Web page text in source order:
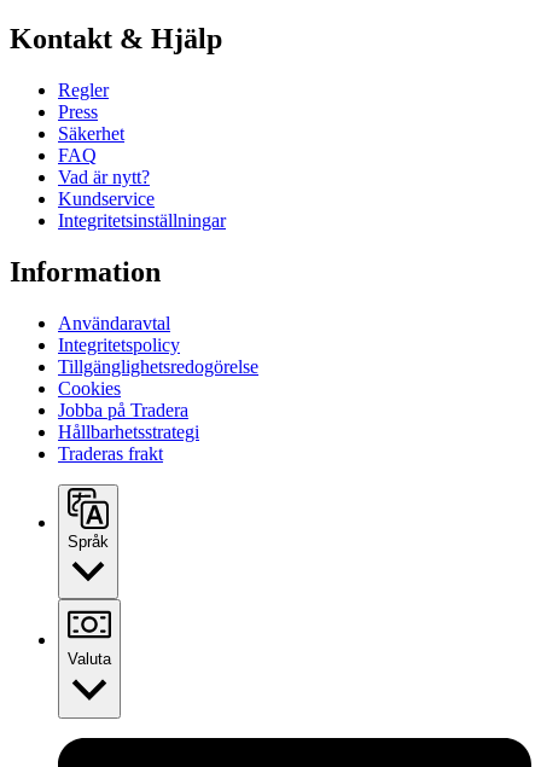
Kontakt & Hjälp
Regler
Press
Säkerhet
FAQ
Vad är nytt?
Kundservice
Integritetsinställningar
Information
Användaravtal
Integritetspolicy
Tillgänglighetsredogörelse
Cookies
Jobba på Tradera
Hållbarhetsstrategi
Traderas frakt
Språk
Valuta